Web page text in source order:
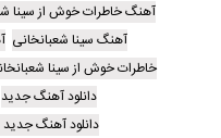
آهنگ خاطرات خوش از سینا
آهنگ سینا شعبانخانی
خاطرات خوش از سینا
دانلود آهنگ جدید
دانلود آهنگ